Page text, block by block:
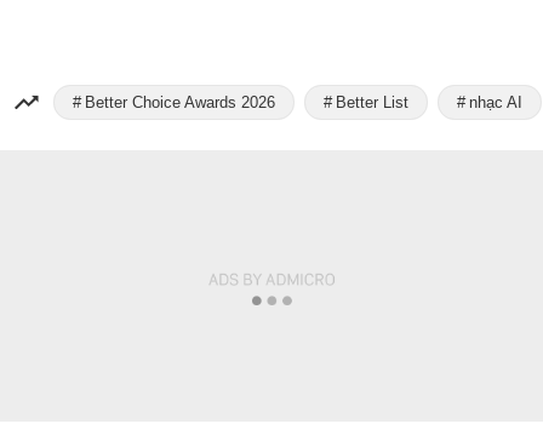
Better Choice Awards 2026 Better List nhạc AI